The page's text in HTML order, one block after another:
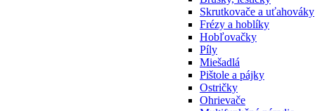
Skrutkovače a uťahováky
Frézy a hoblíky
Hobľovačky
Píly
Miešadlá
Pištole a pájky
Ostričky
Ohrievače